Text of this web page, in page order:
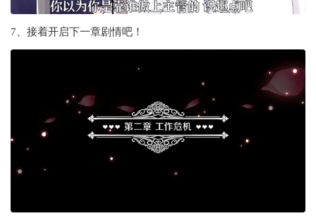
7、接着开启下一章剧情吧！